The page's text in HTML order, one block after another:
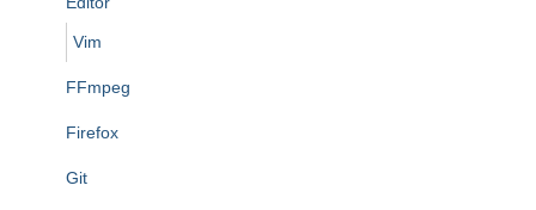
Vim
FFmpeg
Firefox
Git